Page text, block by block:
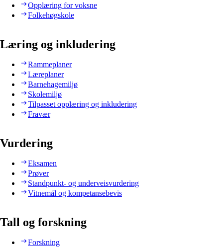
Opplæring for voksne
Folkehøgskole
Læring og inkludering
Rammeplaner
Læreplaner
Barnehagemiljø
Skolemiljø
Tilpasset opplæring og inkludering
Fravær
Vurdering
Eksamen
Prøver
Standpunkt- og underveisvurdering
Vitnemål og kompetansebevis
Tall og forskning
Forskning